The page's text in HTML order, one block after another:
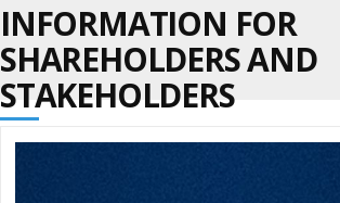
INFORMATION FOR
SHAREHOLDERS AND
STAKEHOLDERS